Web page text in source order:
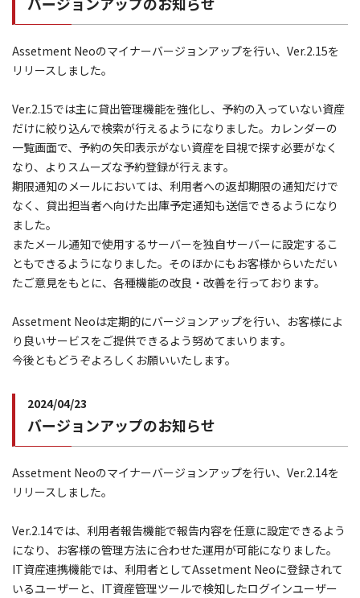
Assetment Neoのマイナーバージョンアップを行い、Ver.2.15を
リリースしました。
Ver.2.15では主に貸出管理機能を強化し、予約の入っていない資産
だけに絞り込んで検索が行えるようになりました。カレンダーの
一覧画面で、予約の矢印表示がない資産を目視で探す必要がなく
なり、よりスムーズな予約登録が行えます。
期限通知のメールにおいては、利用者への返却期限の通知だけで
なく、貸出担当者へ向けた出庫予定通知も送信できるようになり
ました。
またメール通知で使用するサーバーを独自サーバーに設定するこ
ともできるようになりました。そのほかにもお客様からいただい
たご意見をもとに、各種機能の改良・改善を行っております。
Assetment Neoは定期的にバージョンアップを行い、お客様によ
り良いサービスをご提供できるよう努めてまいります。
今後ともどうぞよろしくお願いいたします。
2024/04/23
バージョンアップのお知らせ
Assetment Neoのマイナーバージョンアップを行い、Ver.2.14を
リリースしました。
Ver.2.14では、利用者報告機能で報告内容を任意に設定できるよう
になり、お客様の管理方法に合わせた運用が可能になりました。
IT資産連携機能では、利用者としてAssetment Neoに登録されて
いるユーザーと、IT資産管理ツールで検知したログインユーザー